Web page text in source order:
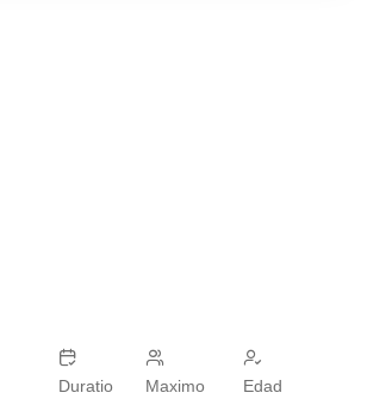
Duratio
Maximo
Edad